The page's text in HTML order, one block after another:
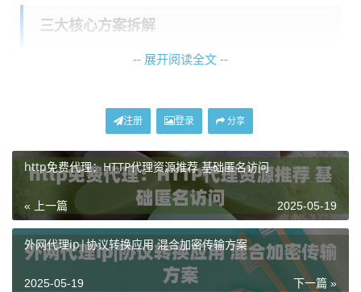
三大核心方案拆解
• 采用渐进式更换策略（例如先换1/3设备IP）
方案二：设备指纹混淆技术
• 自动修改网卡MAC地址后四位
• 随机化系统时区设置（±2小时）
• 浏览器画布指纹动态生成
传统方案
神龙方案
-- 展开阅读全文 --
注册 登录 分享
http免费代理：HTTP代理资源推荐 基础匿名访问
« 上一篇 2025-05-19
外网代理ip|协议转换应用 混合加密传输方案
下一篇 »
2025-05-19